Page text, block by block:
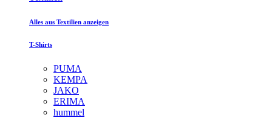
Alles aus Textilien anzeigen
T-Shirts
PUMA
KEMPA
JAKO
ERIMA
hummel